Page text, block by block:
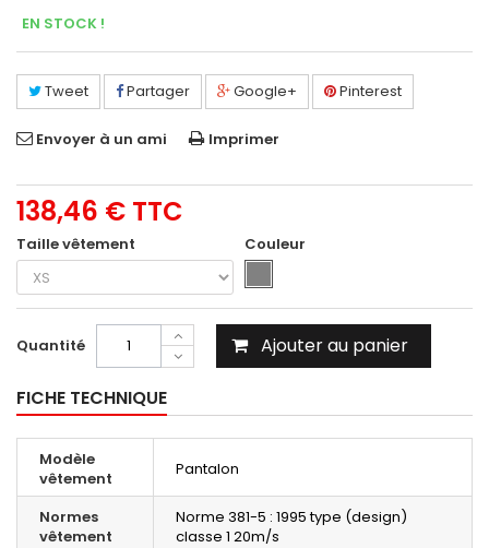
EN STOCK !
Tweet Partager Google+ Pinterest
Envoyer à un ami Imprimer
138,46 € TTC
Taille vêtement Couleur
Quantité Ajouter au panier
FICHE TECHNIQUE
Modèle
vêtement
Pantalon
Normes
vêtement
Norme 381-5 : 1995 type (design)
classe 1 20m/s